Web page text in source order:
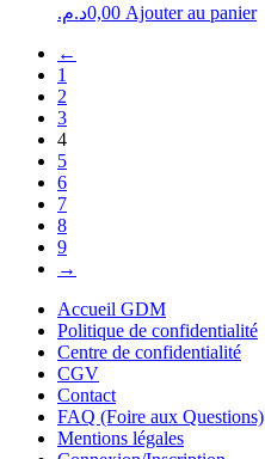
0,00د.م.
Ajouter au panier
←
1
2
3
4
5
6
7
8
9
→
Accueil GDM
Politique de confidentialité
Centre de confidentialité
CGV
Contact
FAQ (Foire aux Questions)
Mentions légales